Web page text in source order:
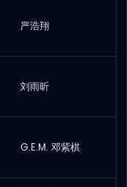
严浩翔
刘雨昕
G.E.M. 邓紫棋